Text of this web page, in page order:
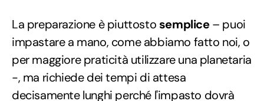
La preparazione è piuttosto semplice– puoi
impastare a mano, come abbiamo fatto noi, o
per maggiore praticità utilizzare una planetaria
-, ma richiede dei tempi di attesa
decisamente lunghi perché l'impasto dovrà